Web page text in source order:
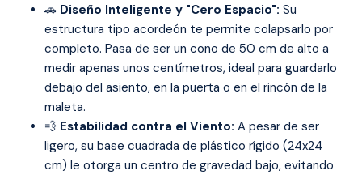
🚗 Diseño Inteligente y "Cero Espacio": Su
estructura tipo acordeón te permite colapsarlo por
completo. Pasa de ser un cono de 50 cm de alto a
medir apenas unos centímetros, ideal para guardarlo
debajo del asiento, en la puerta o en el rincón de la
maleta.
💨 Estabilidad contra el Viento: A pesar de ser
ligero, su base cuadrada de plástico rígido (24x24
cm) le otorga un centro de gravedad bajo, evitando